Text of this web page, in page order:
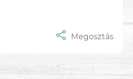
Megosztás